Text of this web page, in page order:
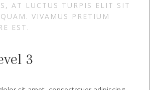
AT LUCTUS TURPIS ELIT SIT
VIVAMUS PRETIUM
EST.
3